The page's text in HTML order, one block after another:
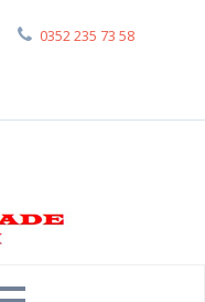
0352 235 73 58